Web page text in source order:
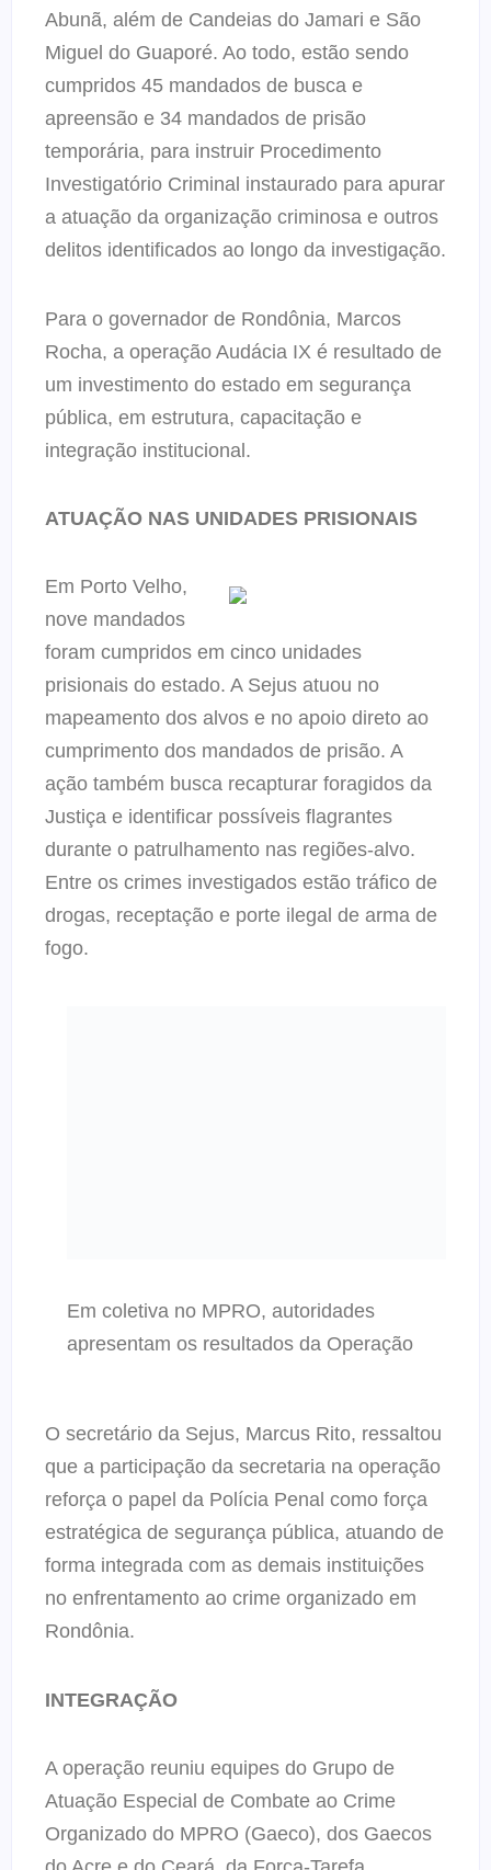
Abunã, além de Candeias do Jamari e São
Miguel do Guaporé. Ao todo, estão sendo
cumpridos 45 mandados de busca e
apreensão e 34 mandados de prisão
temporária, para instruir Procedimento
Investigatório Criminal instaurado para apurar
a atuação da organização criminosa e outros
delitos identificados ao longo da investigação.
Para o governador de Rondônia, Marcos
Rocha, a operação Audácia IX é resultado de
um investimento do estado em segurança
pública, em estrutura, capacitação e
integração institucional.
ATUAÇÃO NAS UNIDADES PRISIONAIS
Em Porto Velho,
nove mandados
foram cumpridos em cinco unidades
prisionais do estado. A Sejus atuou no
mapeamento dos alvos e no apoio direto ao
cumprimento dos mandados de prisão. A
ação também busca recapturar foragidos da
Justiça e identificar possíveis flagrantes
durante o patrulhamento nas regiões-alvo.
Entre os crimes investigados estão tráfico de
drogas, receptação e porte ilegal de arma de
fogo.
Em coletiva no MPRO, autoridades
apresentam os resultados da Operação
O secretário da Sejus, Marcus Rito, ressaltou
que a participação da secretaria na operação
reforça o papel da Polícia Penal como força
estratégica de segurança pública, atuando de
forma integrada com as demais instituições
no enfrentamento ao crime organizado em
Rondônia.
INTEGRAÇÃO
A operação reuniu equipes do Grupo de
Atuação Especial de Combate ao Crime
Organizado do MPRO (Gaeco), dos Gaecos